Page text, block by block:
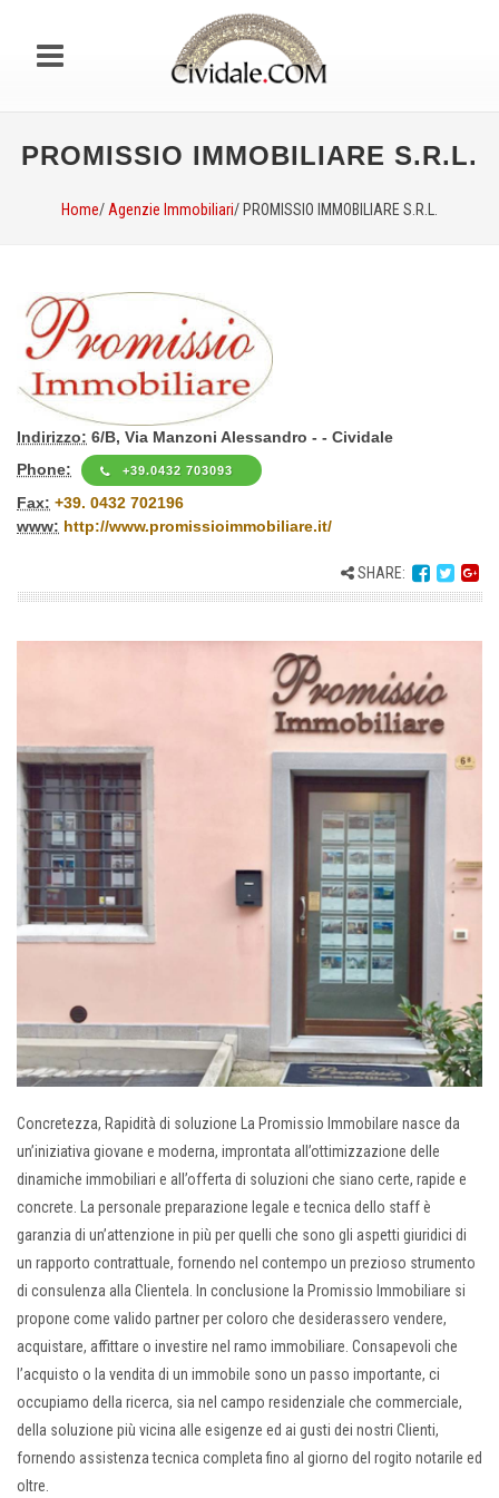
PROMISSIO IMMOBILIARE S.R.L.
Home/ Agenzie Immobiliari/ PROMISSIO IMMOBILIARE S.R.L.
Indirizzo: 6/B, Via Manzoni Alessandro - - Cividale
Phone:
+39.0432 703093
Fax: +39. 0432 702196
www: http://www.promissioimmobiliare.it/
SHARE:
Concretezza, Rapidità di soluzione La Promissio Immobilare nasce da
un’iniziativa giovane e moderna, improntata all’ottimizzazione delle
dinamiche immobiliari e all’offerta di soluzioni che siano certe, rapide e
concrete. La personale preparazione legale e tecnica dello staff è
garanzia di un’attenzione in più per quelli che sono gli aspetti giuridici di
un rapporto contrattuale, fornendo nel contempo un prezioso strumento
di consulenza alla Clientela. In conclusione la Promissio Immobiliare si
propone come valido partner per coloro che desiderassero vendere,
acquistare, affittare o investire nel ramo immobiliare. Consapevoli che
l’acquisto o la vendita di un immobile sono un passo importante, ci
occupiamo della ricerca, sia nel campo residenziale che commerciale,
della soluzione più vicina alle esigenze ed ai gusti dei nostri Clienti,
fornendo assistenza tecnica completa fino al giorno del rogito notarile ed
oltre.